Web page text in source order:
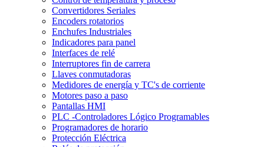
Convertidores Seriales
Encoders rotatorios
Enchufes Industriales
Indicadores para panel
Interfaces de relé
Interruptores fin de carrera
Llaves conmutadoras
Medidores de energía y TC's de corriente
Motores paso a paso
Pantallas HMI
PLC -Controladores Lógico Programables
Programadores de horario
Protección Eléctrica